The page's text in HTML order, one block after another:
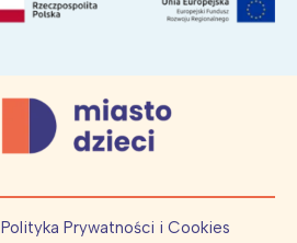
Polityka Prywatności i Cookies